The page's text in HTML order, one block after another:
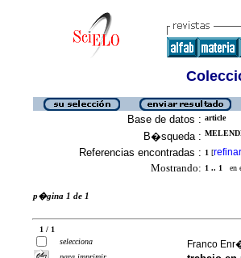
Base de datos : article
B�squeda :
Referencias encontradas : 1 [refinar
Mostrando: 1 .. 1 en
p�gina 1 de 1
1 / 1
selecciona
Franco